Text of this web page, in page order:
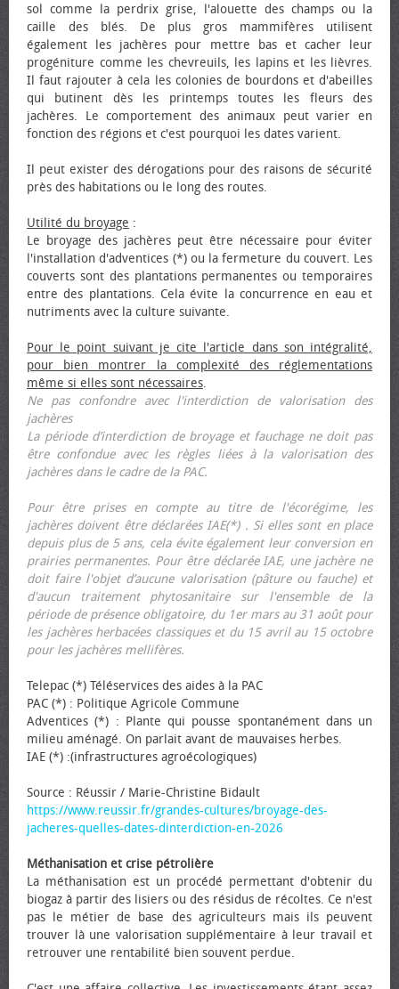
sol comme la perdrix grise, l'alouette des champs ou la
caille des blés. De plus gros mammifères utilisent
également les jachères pour mettre bas et cacher leur
progéniture comme les chevreuils, les lapins et les lièvres.
Il faut rajouter à cela les colonies de bourdons et d'abeilles
qui butinent dès les printemps toutes les fleurs des
jachères. Le comportement des animaux peut varier en
fonction des régions et c'est pourquoi les dates varient.
Il peut exister des dérogations pour des raisons de sécurité
près des habitations ou le long des routes.
Utilité du broyage :
Le broyage des jachères peut être nécessaire pour éviter
l'installation d'adventices (*) ou la fermeture du couvert. Les
couverts sont des plantations permanentes ou temporaires
entre des plantations. Cela évite la concurrence en eau et
nutriments avec la culture suivante.
Pour le point suivant je cite l'article dans son intégralité,
pour bien montrer la complexité des réglementations
même si elles sont nécessaires.
Ne pas confondre avec l'interdiction de valorisation des
jachères
La période d’interdiction de broyage et fauchage ne doit pas
être confondue avec les règles liées à la valorisation des
jachères dans le cadre de la PAC.
Pour être prises en compte au titre de l'écorégime, les
jachères doivent être déclarées IAE(*) . Si elles sont en place
depuis plus de 5 ans, cela évite également leur conversion en
prairies permanentes. Pour être déclarée IAE, une jachère ne
doit faire l'objet d’aucune valorisation (pâture ou fauche) et
d'aucun traitement phytosanitaire sur l'ensemble de la
période de présence obligatoire, du 1er mars au 31 août pour
les jachères herbacées classiques et du 15 avril au 15 octobre
pour les jachères mellifères.
Telepac (*) Téléservices des aides à la PAC
PAC (*) : Politique Agricole Commune
Adventices (*) : Plante qui pousse spontanément dans un
milieu aménagé. On parlait avant de mauvaises herbes.
IAE (*) :(infrastructures agroécologiques)
Source : Réussir / Marie-Christine Bidault
https://www.reussir.fr/grandes-cultures/broyage-des-
jacheres-quelles-dates-dinterdiction-en-2026
Méthanisation et crise pétrolière
La méthanisation est un procédé permettant d'obtenir du
biogaz à partir des lisiers ou des résidus de récoltes. Ce n'est
pas le métier de base des agriculteurs mais ils peuvent
trouver là une valorisation supplémentaire à leur travail et
retrouver une rentabilité bien souvent perdue.